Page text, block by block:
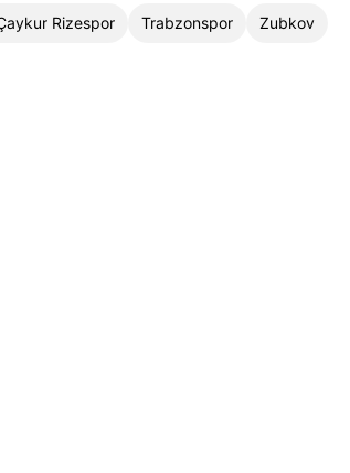
Rizespor Trabzonspor Zubkov